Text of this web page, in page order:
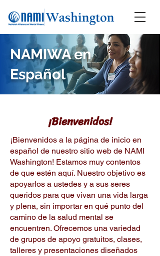
NAMIWA en
Español
¡Bienvenidos!
¡Bienvenidos a la página de inicio en
español de nuestro sitio web de NAMI
Washington! Estamos muy contentos
de que estén aquí. Nuestro objetivo es
apoyarlos a ustedes y a sus seres
queridos para que vivan una vida larga
y plena, sin importar en qué punto del
camino de la salud mental se
encuentren. Ofrecemos una variedad
de grupos de apoyo gratuitos, clases,
talleres y presentaciones diseñados